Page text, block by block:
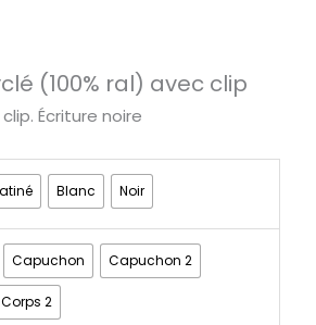
(100% ral) avec clip
Écriture noire
Blanc Noir
Capuchon Capuchon 2
Corps 2